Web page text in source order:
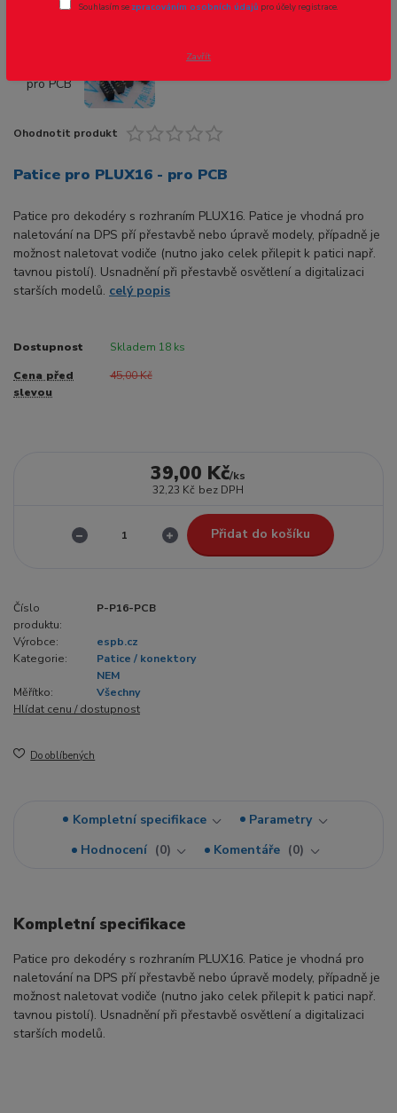
Ohodnotit produkt
Patice pro PLUX16 - pro PCB
Patice pro dekodéry s rozhraním PLUX16. Patice je vhodná pro
naletování na DPS pří přestavbě nebo úpravě modely, případně je
možnost naletovat vodiče (nutno jako celek přilepit k patici např.
tavnou pistolí). Usnadnění při přestavbě osvětlení a digitalizaci
starších modelů. celý popis
Dostupnost Skladem 18 ks
Cena před
slevou
45,00 Kč
39,00 Kč/ks
32,23 Kč bez DPH
Přidat do košíku
Číslo
produktu:
P-P16-PCB
Výrobce:
espb.cz
Kategorie:
Patice / konektory
NEM
Měřítko:
Všechny
Hlídat cenu / dostupnost
Do oblíbených
Kompletní specifikace
Parametry
Hodnocení
0 Komentáře 0
Kompletní specifikace
Patice pro dekodéry s rozhraním PLUX16. Patice je vhodná pro
naletování na DPS pří přestavbě nebo úpravě modely, případně je
možnost naletovat vodiče (nutno jako celek přilepit k patici např.
tavnou pistolí). Usnadnění při přestavbě osvětlení a digitalizaci
starších modelů.
Souhlasím se zpracováním osobních údajů pro účely registrace.
Zavřít